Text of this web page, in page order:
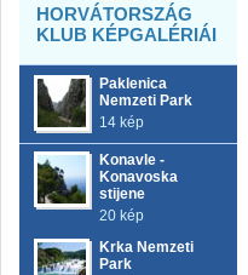
HORVÁTORSZÁG
KLUB KÉPGALÉRIÁI
Paklenica
Nemzeti Park
14 kép
Konavle -
Konavoska
stijene
20 kép
Krka Nemzeti
Park